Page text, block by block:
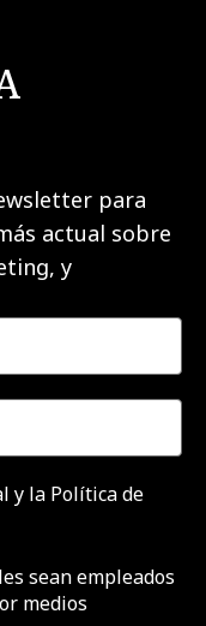
para
actual sobre
y
y la Política de
sean empleados
medios